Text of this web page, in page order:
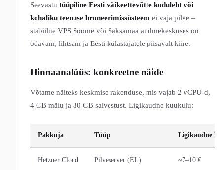
Seevastu tüüpiline Eesti väikeettevõtte koduleht või
kohaliku teenuse broneerimissüsteem ei vaja pilve –
stabiilne VPS Soome või Saksamaa andmekeskuses on
odavam, lihtsam ja Eesti külastajatele piisavalt kiire.
Hinnaanalüüs: konkreetne näide
Võtame näiteks keskmise rakenduse, mis vajab 2 vCPU-d,
4 GB mälu ja 80 GB salvestust. Ligikaudne kuukulu:
Pakkuja Tüüp Ligikaudne
Hetzner Cloud Pilveserver (EL) ~7–10 €